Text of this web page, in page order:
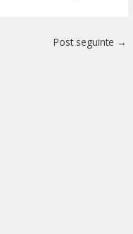
Post seguinte →